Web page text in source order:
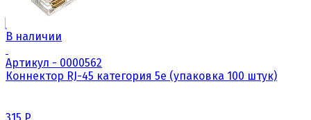
В наличии
Артикул - 0000562
Коннектор RJ-45 категория 5е (упаковка 100 штук)